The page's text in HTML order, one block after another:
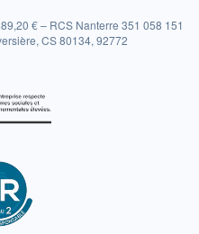
€ – RCS Nanterre 351 058 151
CS 80134, 92772